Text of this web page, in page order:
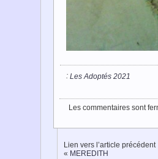
: Les Adoptés 2021
Les commentaires sont
Lien vers l’article précédent
« MEREDITH